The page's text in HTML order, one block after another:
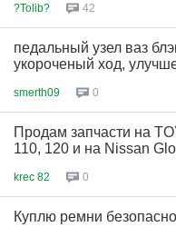
?Tolib? 42
педальный узел ваз
укороченый ход,
smerth09 0
Продам запчасти на
110, 120 и на Nissan
krec 82 0
Куплю ремни